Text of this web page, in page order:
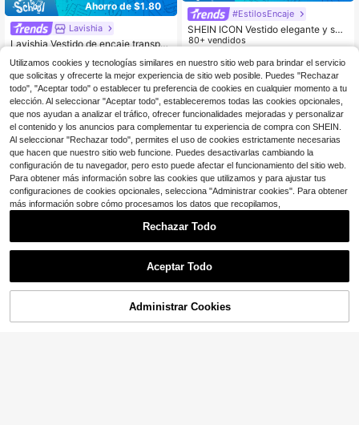
Ahorro de $1.80
Lavishia
Lavishia Vestido de encaje transpar
$14.59 -11%
#EstilosEncaje
SHEIN ICON Vestido elegante y sex
y de encaje transparente sin manga
80+ vendidos
$26.09 -11% con cupón
¡33% DE DESCUENTO!
Utilizamos cookies y tecnologías similares en nuestro sitio web para brindar el servicio
que solicitas y ofrecerte la mejor experiencia de sitio web posible. Puedes "Rechazar
todo", "Aceptar todo" o establecer tu preferencia de cookies en cualquier momento a tu
elección. Al seleccionar "Aceptar todo", estableceremos todas las cookies opcionales,
que nos ayudan a analizar el tráfico, ofrecer funcionalidades mejoradas y personalizar
el contenido y los anuncios para complementar tu experiencia de compra con SHEIN.
Al seleccionar "Rechazar todo", permites el uso de cookies estrictamente necesarias
que hacen que nuestro sitio web funcione. Puedes desactivarlas cambiando la
configuración de tu navegador, pero esto puede afectar el funcionamiento del sitio web.
Para obtener más información sobre las cookies que utilizamos y para ajustar tus
configuraciones de cookies opcionales, selecciona "Administrar cookies". Para obtener
más información sobre cómo procesamos los datos que recopilamos,
Rechazar Todo
Aceptar Todo
Administrar Cookies